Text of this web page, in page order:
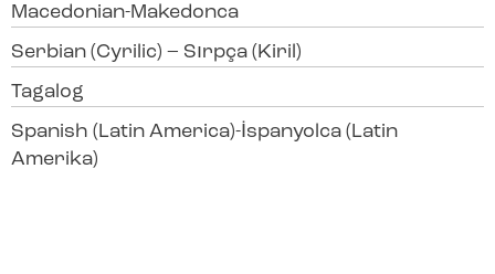
Macedonian-Makedonca
Serbian (Cyrilic) – Sırpça (Kiril)
Tagalog
Spanish (Latin America)-İspanyolca (Latin
Amerika)